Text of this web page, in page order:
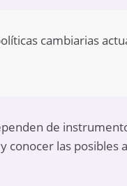
cambiarias
de
y conocer las posibles